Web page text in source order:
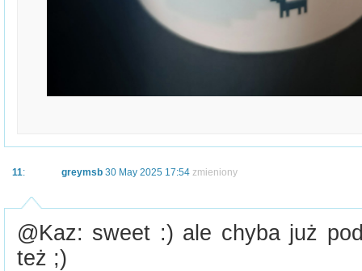
11: greymsb 30 May 2025 17:54 zmieniony
@Kaz: sweet :) ale chyba już
też ;)